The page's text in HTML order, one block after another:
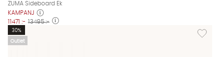
ZUMA Sideboard Ek
KAMPANJ
11471 :- 13495 :-
Outlet
Lägg
30%